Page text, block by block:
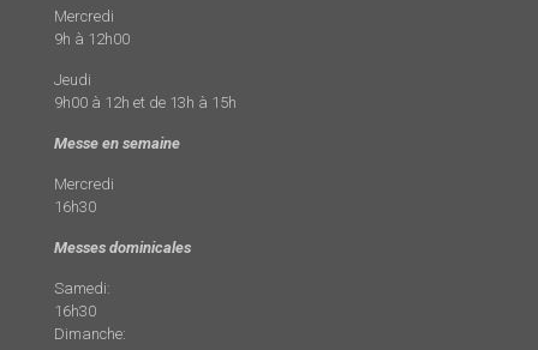
Mercredi
9h à 12h00
Jeudi
9h00 à 12h et de 13h à 15h
Messe en semaine
Mercredi
16h30
Messes dominicales
Samedi:
16h30
Dimanche: